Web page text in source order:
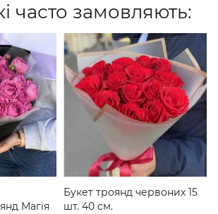
часто замовляють:
Магія
Букет троянд червоних 15
шт. 40 см.